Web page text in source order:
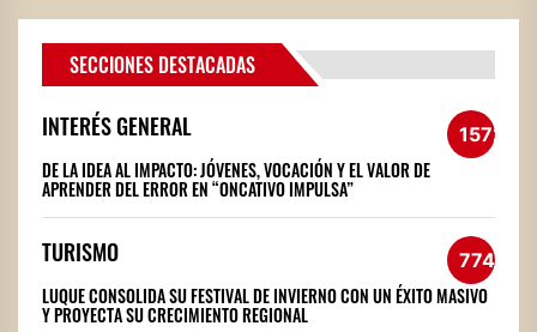
SECCIONES DESTACADAS
INTERÉS GENERAL 1572
DE LA IDEA AL IMPACTO: JÓVENES, VOCACIÓN Y EL VALOR DE
APRENDER DEL ERROR EN “ONCATIVO IMPULSA”
TURISMO 774
LUQUE CONSOLIDA SU FESTIVAL DE INVIERNO CON UN ÉXITO MASIVO
Y PROYECTA SU CRECIMIENTO REGIONAL